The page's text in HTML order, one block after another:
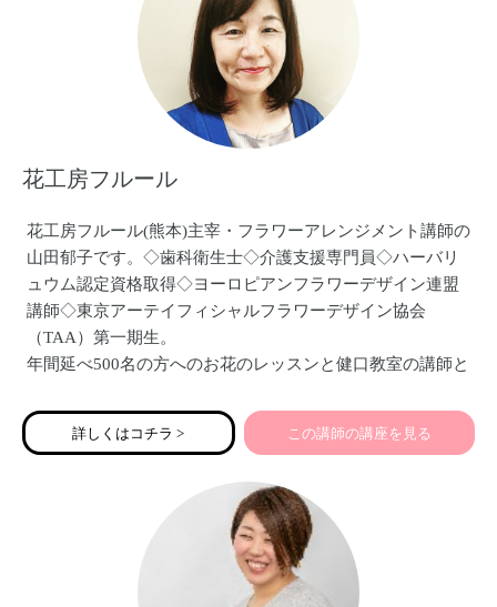
花工房フルール
花工房フルール(熊本)主宰・フラワーアレンジメント講師の
山田郁子です。◇歯科衛生士◇介護支援専門員◇ハーバリ
ュウム認定資格取得◇ヨーロピアンフラワーデザイン連盟
講師◇東京アーテイフィシャルフラワーデザイン協会
（TAA）第一期生。
年間延べ500名の方へのお花のレッスンと健口教室の講師と
空間作り、暮らしを彩る様々なフラワーアレンジメント作
品をご提供しています。健口教室では、笑顔・アンチエイ
いをまじえながら楽しくレッスンさせて頂いています。ど
うぞよろしくお願いいたします。
詳しくはコチラ > この講師の講座を見る